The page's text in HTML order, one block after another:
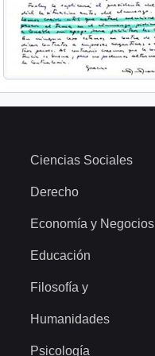
Ciencias Sociales
Derecho
Economía y Negocios
Educación
Filosofía y
Humanidades
Psicología